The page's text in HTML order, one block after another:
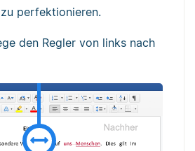
perfektionieren.
den Regler von links nach